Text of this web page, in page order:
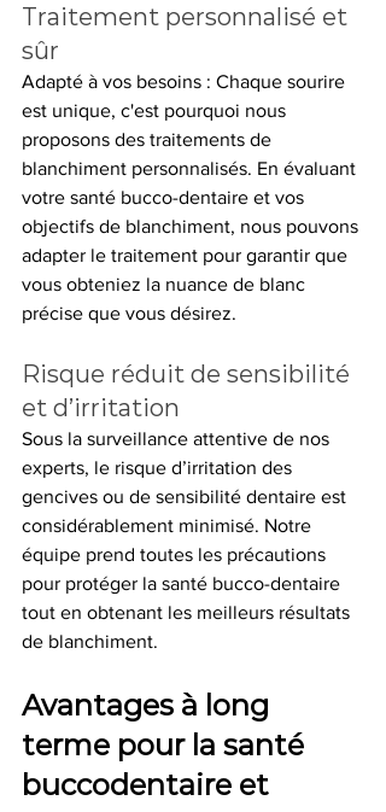
Traitement personnalisé et
sûr
Adapté à vos besoins : Chaque sourire
est unique, c'est pourquoi nous
proposons des traitements de
blanchiment personnalisés. En évaluant
votre santé bucco-dentaire et vos
objectifs de blanchiment, nous pouvons
adapter le traitement pour garantir que
vous obteniez la nuance de blanc
précise que vous désirez.
Risque réduit de sensibilité
et d’irritation
Sous la surveillance attentive de nos
experts, le risque d’irritation des
gencives ou de sensibilité dentaire est
considérablement minimisé. Notre
équipe prend toutes les précautions
pour protéger la santé bucco-dentaire
tout en obtenant les meilleurs résultats
de blanchiment.
Avantages à long
terme pour la santé
buccodentaire et